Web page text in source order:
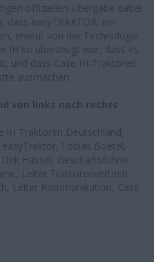
offiziellen Übergabe dabei
dass easyTRAKTOR, ein
erneut von der Technologie
IH so überzeugt war, dass es
und dass Case IH-Traktoren
ausmachen.
von links nach rechts
IH Traktoren Deutschland;
Tobias Boetel,
Hassel, Geschäftsführer
Leiter Traktorenvertrieb
Leiter Kommunikation, Case